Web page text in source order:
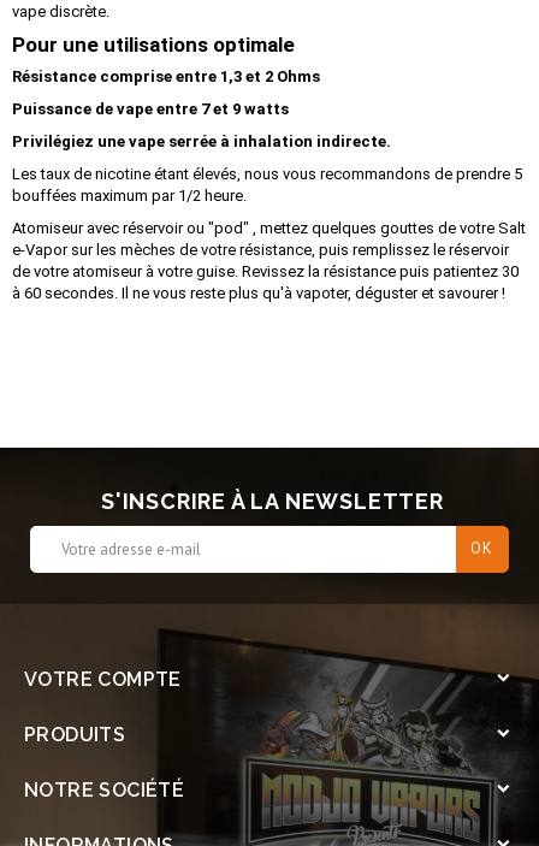
vape discrète.
Pour une utilisations optimale
Résistance comprise entre 1,3 et 2 Ohms
Puissance de vape entre 7 et 9 watts
Privilégiez une vape serrée à inhalation indirecte.
Les taux de nicotine étant élevés, nous vous recommandons de prendre 5
bouffées maximum par 1/2 heure.
Atomiseur avec réservoir ou "pod" , mettez quelques gouttes de votre Salt
e-Vapor sur les mèches de votre résistance, puis remplissez le réservoir
de votre atomiseur à votre guise. Revissez la résistance puis patientez 30
à 60 secondes. Il ne vous reste plus qu'à vapoter, déguster et savourer !
S'INSCRIRE À LA NEWSLETTER
VOTRE COMPTE 
PRODUITS 
NOTRE SOCIÉTÉ 